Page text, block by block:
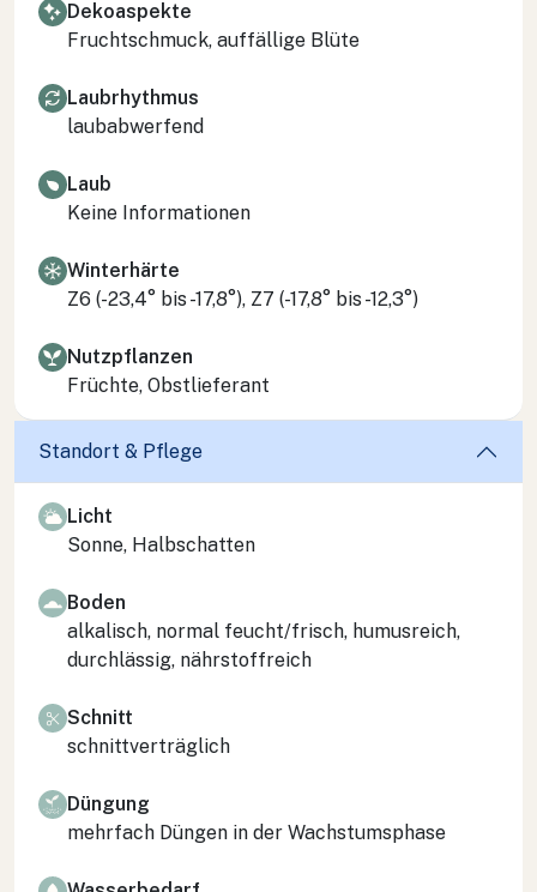
Dekoaspekte
Fruchtschmuck, auffällige Blüte
Laubrhythmus
laubabwerfend
Laub
Keine Informationen
Winterhärte
Z6 (-23,4° bis -17,8°), Z7 (-17,8° bis -12,3°)
Nutzpflanzen
Früchte, Obstlieferant
Standort & Pflege
Licht
Sonne, Halbschatten
Boden
alkalisch, normal feucht/frisch, humusreich,
durchlässig, nährstoffreich
Schnitt
schnittverträglich
Düngung
mehrfach Düngen in der Wachstumsphase